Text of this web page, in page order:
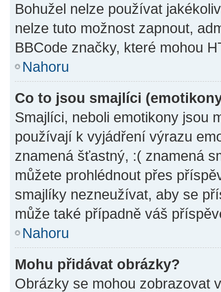
Bohužel nelze používat
nelze tuto možnost zapnout,
BBCode značky, které mohou
Nahoru
Co to jsou smajlíci
Smajlíci, neboli emotikony jsou
používají k vyjádření výrazu
znamená šťastný, :( znamená
můžete prohlédnout přes
smajlíky nezneužívat, aby se
může také případně váš
Nahoru
Mohu přidávat obrázky?
Obrázky se mohou zobrazovat